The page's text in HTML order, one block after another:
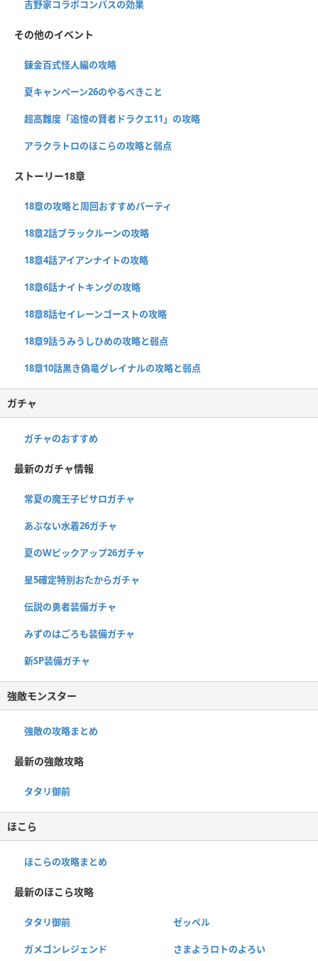
吉野家コラボコンパスの効果
その他のイベント
錬金百式怪人編の攻略
夏キャンペーン26のやるべきこと
超高難度「追憶の賢者ドラクエ11」の攻略
アラクラトロのほこらの攻略と弱点
ストーリー18章
18章の攻略と周回おすすめパーティ
18章2話ブラックルーンの攻略
18章4話アイアンナイトの攻略
18章6話ナイトキングの攻略
18章8話セイレーンゴーストの攻略
18章9話うみうしひめの攻略と弱点
18章10話黒き偽竜グレイナルの攻略と弱点
ガチャ
ガチャのおすすめ
最新のガチャ情報
常夏の魔王子ピサロガチャ
あぶない水着26ガチャ
夏のWピックアップ26ガチャ
星5確定特別おたからガチャ
伝説の勇者装備ガチャ
みずのはごろも装備ガチャ
新SP装備ガチャ
強敵モンスター
強敵の攻略まとめ
最新の強敵攻略
タタリ御前
ほこら
ほこらの攻略まとめ
最新のほこら攻略
タタリ御前 ゼッペル
ガメゴンレジェンド さまようロトのよろい